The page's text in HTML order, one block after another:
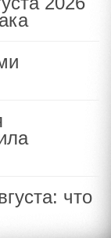
что